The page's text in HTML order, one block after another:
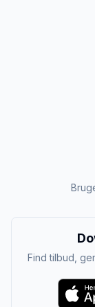
Find tilbud,